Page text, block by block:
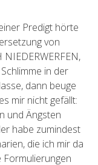
Predigt hörte
von
in der
dann beuge
mir nicht gefällt:
und Ängsten
habe zumindest
die ich mir da
Formulierungen